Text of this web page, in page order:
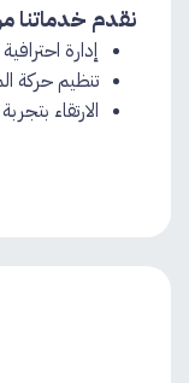
نقدم خدماتنا
إدارة
تنظيم حركة
الارتقاء